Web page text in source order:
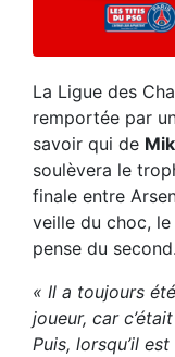
La Ligue des
remportée par
savoir qui de
soulèvera le
finale entre
veille du choc,
pense du second.
« Il a toujours
joueur, car
Puis, lorsqu’il